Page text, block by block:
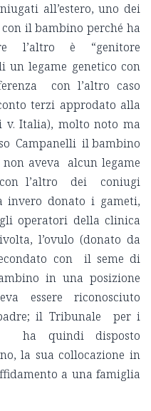
all’estero, uno dei
il bambino perché ha
l’altro è “genitore
un legame genetico con
con l’altro caso
terzi approdato alla
v. Italia), molto noto ma
Campanelli il bambino
aveva alcun legame
l’altro dei coniugi
invero donato i gameti,
operatori della clinica
l’ovulo (donato da
con il seme di
in una posizione
essere riconosciuto
il Tribunale per i
ha quindi disposto
la sua collocazione in
a una famiglia